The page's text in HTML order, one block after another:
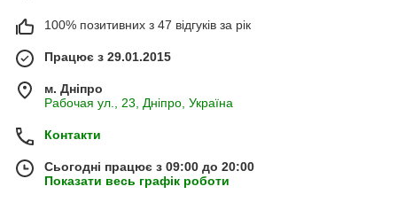
100% позитивних з 47 відгуків за рік
Працює з 29.01.2015
м. Дніпро
Рабочая ул., 23, Дніпро, Україна
Контакти
Сьогодні працює з 09:00 до 20:00
Показати весь графік роботи